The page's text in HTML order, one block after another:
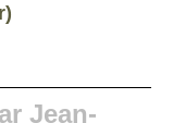
Jean-